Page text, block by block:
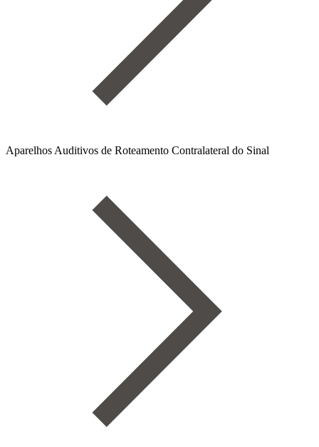
Aparelhos Auditivos de Roteamento Contralateral do Sinal